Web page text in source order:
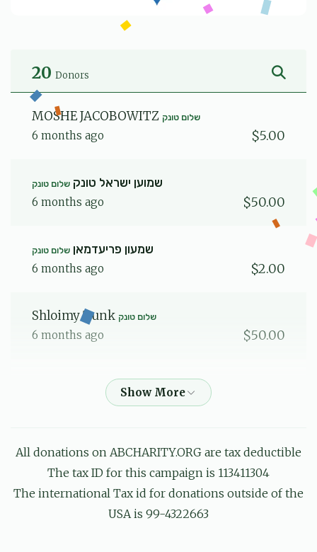
20 Donors
MOSHE JACOBOWITZ שלום טונק
6 months ago $5.00
שמוען ישראל טונק שלום טונק
6 months ago $50.00
שמעון פריעדמאן שלום טונק
6 months ago $2.00
Shloimy Tunk שלום טונק
6 months ago $50.00
הרה''ג ראש ישיבה שליט''א
הרה
שמואל אייזנער, אברהם אלי' אינדיג, נחום מרדכי בערקאוויטש,
שלום מאיר בעק, משה בריזל, דוד יחיאל גאנדל, רפאל דוד גברא,
יוסף גלויבער, חיים שאול גליק, יוסף וואלף גליק, ישראל משה
All donations on ABCHARITY.ORG are tax deductible
The tax ID for this campaign is 113411304
The international Tax id for donations outside of the
USA is 99-4322663